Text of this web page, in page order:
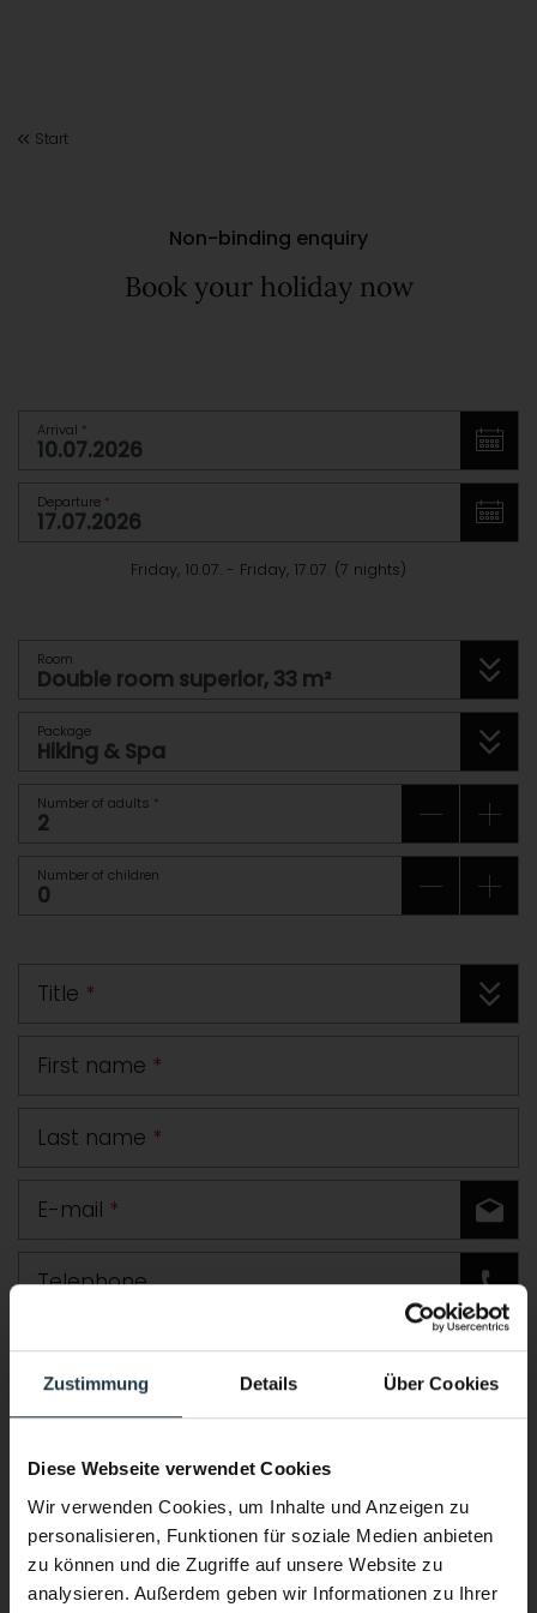
Zustimmung Details Über Cookies
Diese Webseite verwendet Cookies
Wir verwenden Cookies, um Inhalte und Anzeigen zu
personalisieren, Funktionen für soziale Medien anbieten
zu können und die Zugriffe auf unsere Website zu
analysieren. Außerdem geben wir Informationen zu Ihrer
Start
Non-binding enquiry
Book your holiday now
Arrival *
Departure *
Friday, 10.07. - Friday, 17.07. (7 nights)
Room
Package
Number of adults *
Number of children
Title *
First name *
Last name *
E-mail *
Telephone
Road
Postcode Town
Country
Comment